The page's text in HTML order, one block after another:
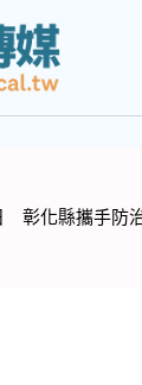
彰化縣攜手防